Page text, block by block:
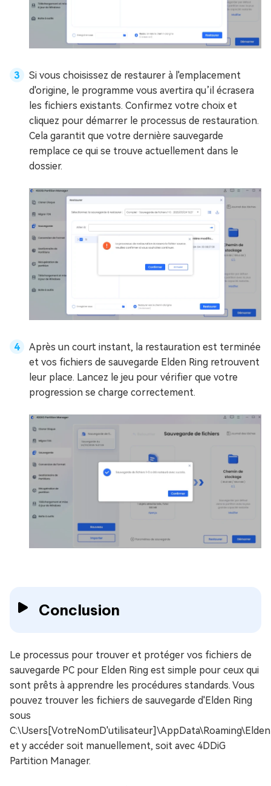
Si vous choisissez de restaurer à l'emplacement
d'origine, le programme vous avertira qu’il écrasera
les fichiers existants. Confirmez votre choix et
cliquez pour démarrer le processus de restauration.
Cela garantit que votre dernière sauvegarde
remplace ce qui se trouve actuellement dans le
dossier.
Après un court instant, la restauration est terminée
et vos fichiers de sauvegarde Elden Ring retrouvent
leur place. Lancez le jeu pour vérifier que votre
progression se charge correctement.
Conclusion
Le processus pour trouver et protéger vos fichiers de
sauvegarde PC pour Elden Ring est simple pour ceux qui
sont prêts à apprendre les procédures standards. Vous
pouvez trouver les fichiers de sauvegarde d'Elden Ring
sous
et y accéder soit manuellement, soit avec 4DDiG
Partition Manager.